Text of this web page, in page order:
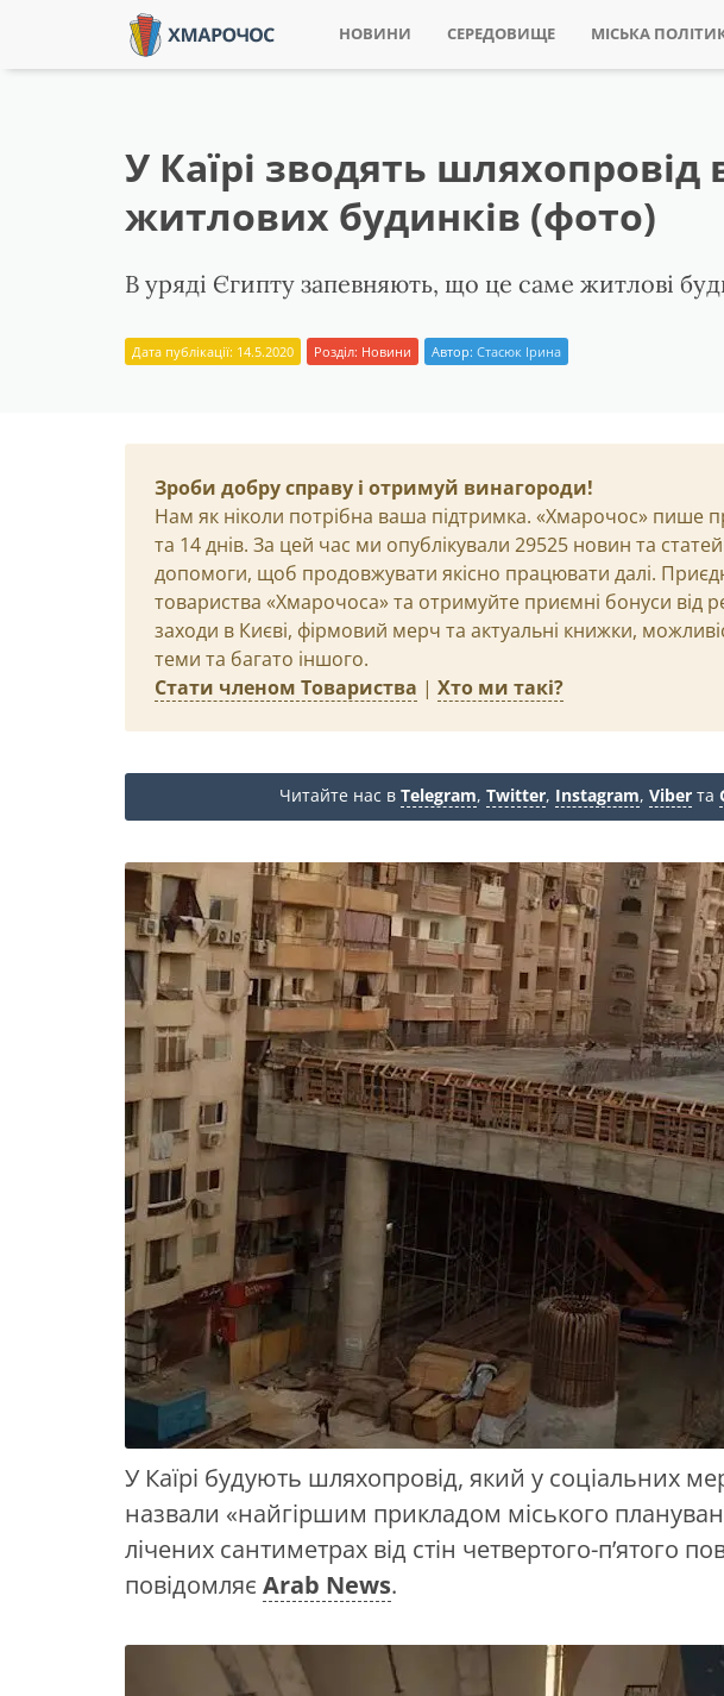
НОВИНИ СЕРЕДОВИЩЕ МІСЬКА
У Каїрі зводять шляхопровід
житлових будинків (фото)
В уряді Єгипту запевняють, що це саме житлові
Дата публікації: 14.5.2020 Розділ: Новини Автор: Стасюк Ірина
Зроби добру справу і отримуй винагороди!
Нам як ніколи потрібна ваша підтримка. «Хмарочос» пише
та 14 днів. За цей час ми опублікували 29525 новин та
допомоги, щоб продовжувати якісно працювати далі.
товариства «Хмарочоса» та отримуйте приємні бонуси від
заходи в Києві, фірмовий мерч та актуальні книжки,
теми та багато іншого.
Стати членом Товариства | Хто ми такі?
Читайте нас в Telegram, Twitter, Instagram, Viber та
У Каїрі будують шляхопровід, який у соціальних
назвали «найгіршим прикладом міського
лічених сантиметрах від стін четвертого-п’ятого
повідомляє Arab News.